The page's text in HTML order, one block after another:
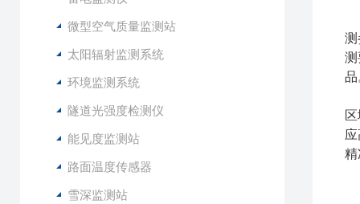
微型空气质量监测站
太阳辐射监测系统
环境监测系统
隧道光强度检测仪
能见度监测站
路面温度传感器
雪深监测站
测
测
品
精